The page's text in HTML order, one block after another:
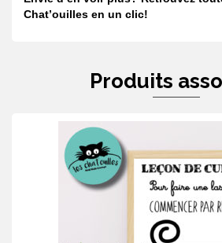
Chat’ouilles en un clic!
Produits